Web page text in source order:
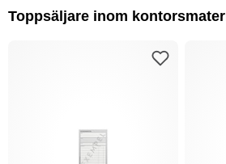
Toppsäljare inom